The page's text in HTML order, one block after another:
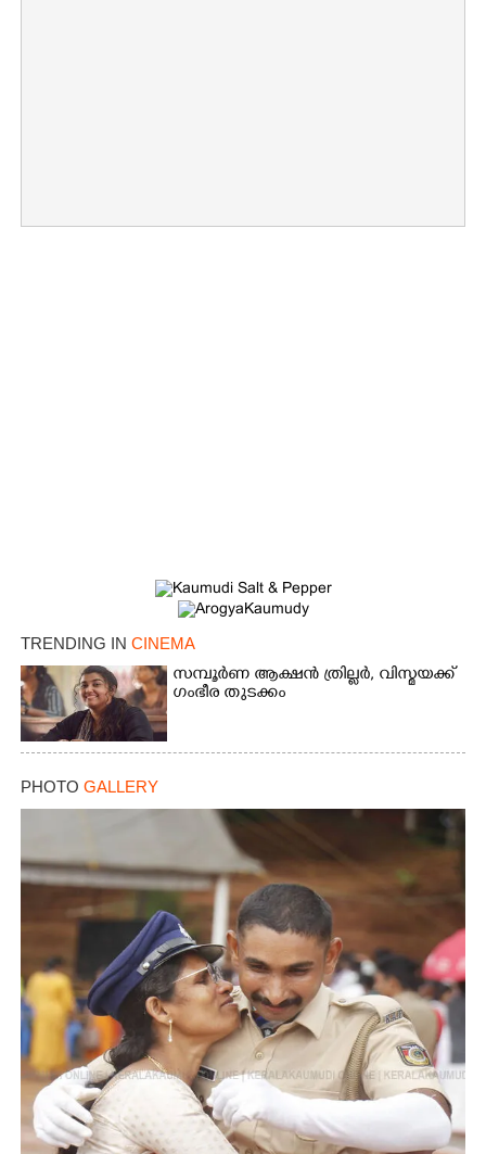
TRENDING IN CINEMA
സമ്പൂർണ ആക്ഷൻ ത്രില്ലർ,​ വിസ്മയക്ക്
ഗംഭീര തുടക്കം
PHOTO GALLERY